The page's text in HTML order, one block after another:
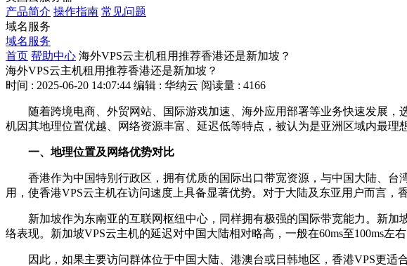
产品简介 操作指南 常见问题
域名服务
域名服务
首页 帮助中心 海外VPS云主机租用推荐香港还是新加坡？
海外VPS云主机租用推荐香港还是新加坡？
时间 : 2025-06-20 14:07:44 编辑 : 华纳云 阅读量 : 4166
随着跨境电商、外贸网站、国际游戏加速、海外应用部署等业务快速发展，
机因其地理位置优越、网络资源丰富、延迟低等特点，被认为是亚洲区域内最
一、地理位置及网络优势对比
香港作为中国特别行政区，拥有优质的国际出口带宽资源，与中国大陆、台
用，使香港VPS云主机在访问速度上具备显著优势。对于大陆及东亚用户而言，
新加坡作为东南亚的互联网枢纽中心，同样拥有极强的国际带宽能力。新加
络表现。新加坡VPS云主机的延迟对中国大陆相对略高，一般在60ms至100ms左
因此，如果主要访问群体位于中国大陆、港澳台或日韩地区，香港VPS更适